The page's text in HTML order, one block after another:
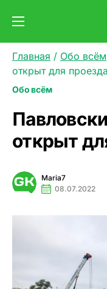
Главная / Обо всём
открыт для проезда
Обо всём
открыт
Maria7
08.07.2022